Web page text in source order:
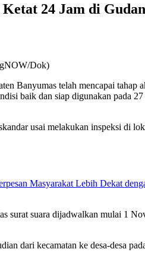
24 Jam di
Dok)
Banyumas telah mencapai tahap
baik dan siap digunakan pada
usai melakukan inspeksi di
Masyarakat Lebih Dekat
suara dijadwalkan mulai 1
dari kecamatan ke desa-desa